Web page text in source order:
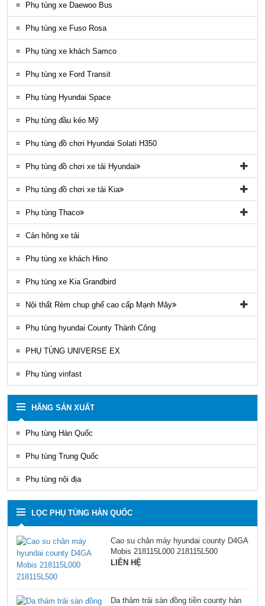
Gioăng County
Phụ tùng gầm máy County
Ốp nhựa ngoại thất County
ĐÈN LED COUNTY
Nội thất County
Ngoại thất County
Phụ tùng điều hòa County
Phụ tùng xe Daewoo Bus
Phụ tùng xe Fuso Rosa
Phụ tùng xe khách Samco
Phụ tùng xe Ford Transit
Phụ tùng Hyundai Space
Phụ tùng đầu kéo Mỹ
Phụ tùng đồ chơi Hyundai Solati H350
Phụ tùng đồ chơi xe tải Hyundai
Phụ tùng đồ chơi xe tải Hyundai HD65, HD72
Phụ tùng Trago
Phụ tung hyundai mighty ex8
Phụ tùng đồ chơi xe tải Kia
Phụ tùng đồ chơi kia Bongo
Phụ tùng Kia K3000
Phụ tùng Thaco
Phụ tùng vỏ xe khách Thaco
Phụ tùng gầm máy xe khách Thaco
Cản hông xe tải
Phụ tùng xe khách Hino
Phụ tùng xe Kia Grandbird
Nội thất Rèm chup ghế cao cấp Mạnh Mây
Rèm áo ghế xe County Mạnh Mây
Phụ tùng hyundai County Thành Công
PHỤ TÙNG UNIVERSE EX
Phụ tùng vinfast
HÃNG SẢN XUẤT
Phụ tùng Hàn Quốc
Phụ tùng Trung Quốc
Phụ tùng nội địa
LỌC PHỤ TÙNG HÀN QUỐC
Cao su chân máy hyundai county D4GA
Mobis 218115L000 218115L500
LIÊN HỆ
Da thảm trải sàn đồng tiền county hàn